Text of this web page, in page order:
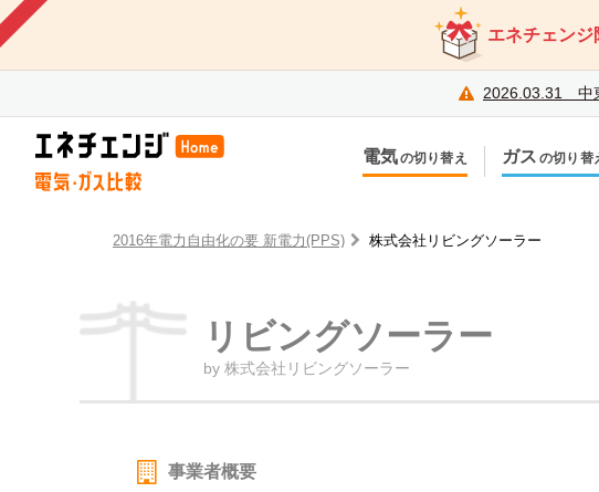
エネチェンジ
2026.03.31 中
電気の切り替え ガス の切り替
2016年電力自由化の要 新電力(PPS) 株式会社リビングソーラー
リビングソーラー
by 株式会社リビングソーラー
事業者概要